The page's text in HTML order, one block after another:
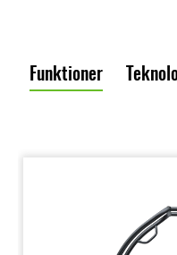
Funktioner